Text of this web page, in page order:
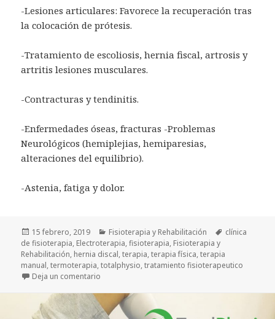
-Lesiones articulares: Favorece la recuperación tras
la colocación de prótesis.
-Tratamiento de escoliosis, hernia fiscal, artrosis y
artritis lesiones musculares.
-Contracturas y tendinitis.
-Enfermedades óseas, fracturas -Problemas
Neurológicos (hemiplejias, hemiparesias,
alteraciones del equilibrio).
-Astenia, fatiga y dolor.
Publicado
el
15 febrero, 2019 Categorías
Fisioterapia y Rehabilitación Etiquetas
clínica
de fisioterapia, Electroterapia,fisioterapia, Fisioterapia y
Rehabilitación, hernia discal,terapia,terapia física,terapia
manual,termoterapia,totalphysio,tratamiento fisioterapeutico
Deja un comentario